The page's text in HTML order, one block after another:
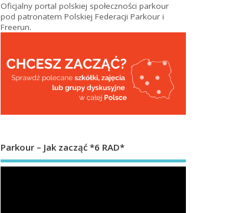
Oficjalny portal polskiej społeczności parkour
pod patronatemPolskiej Federacji Parkour i
Freerun.
Parkour – Jak zacząć *6 RAD*
video